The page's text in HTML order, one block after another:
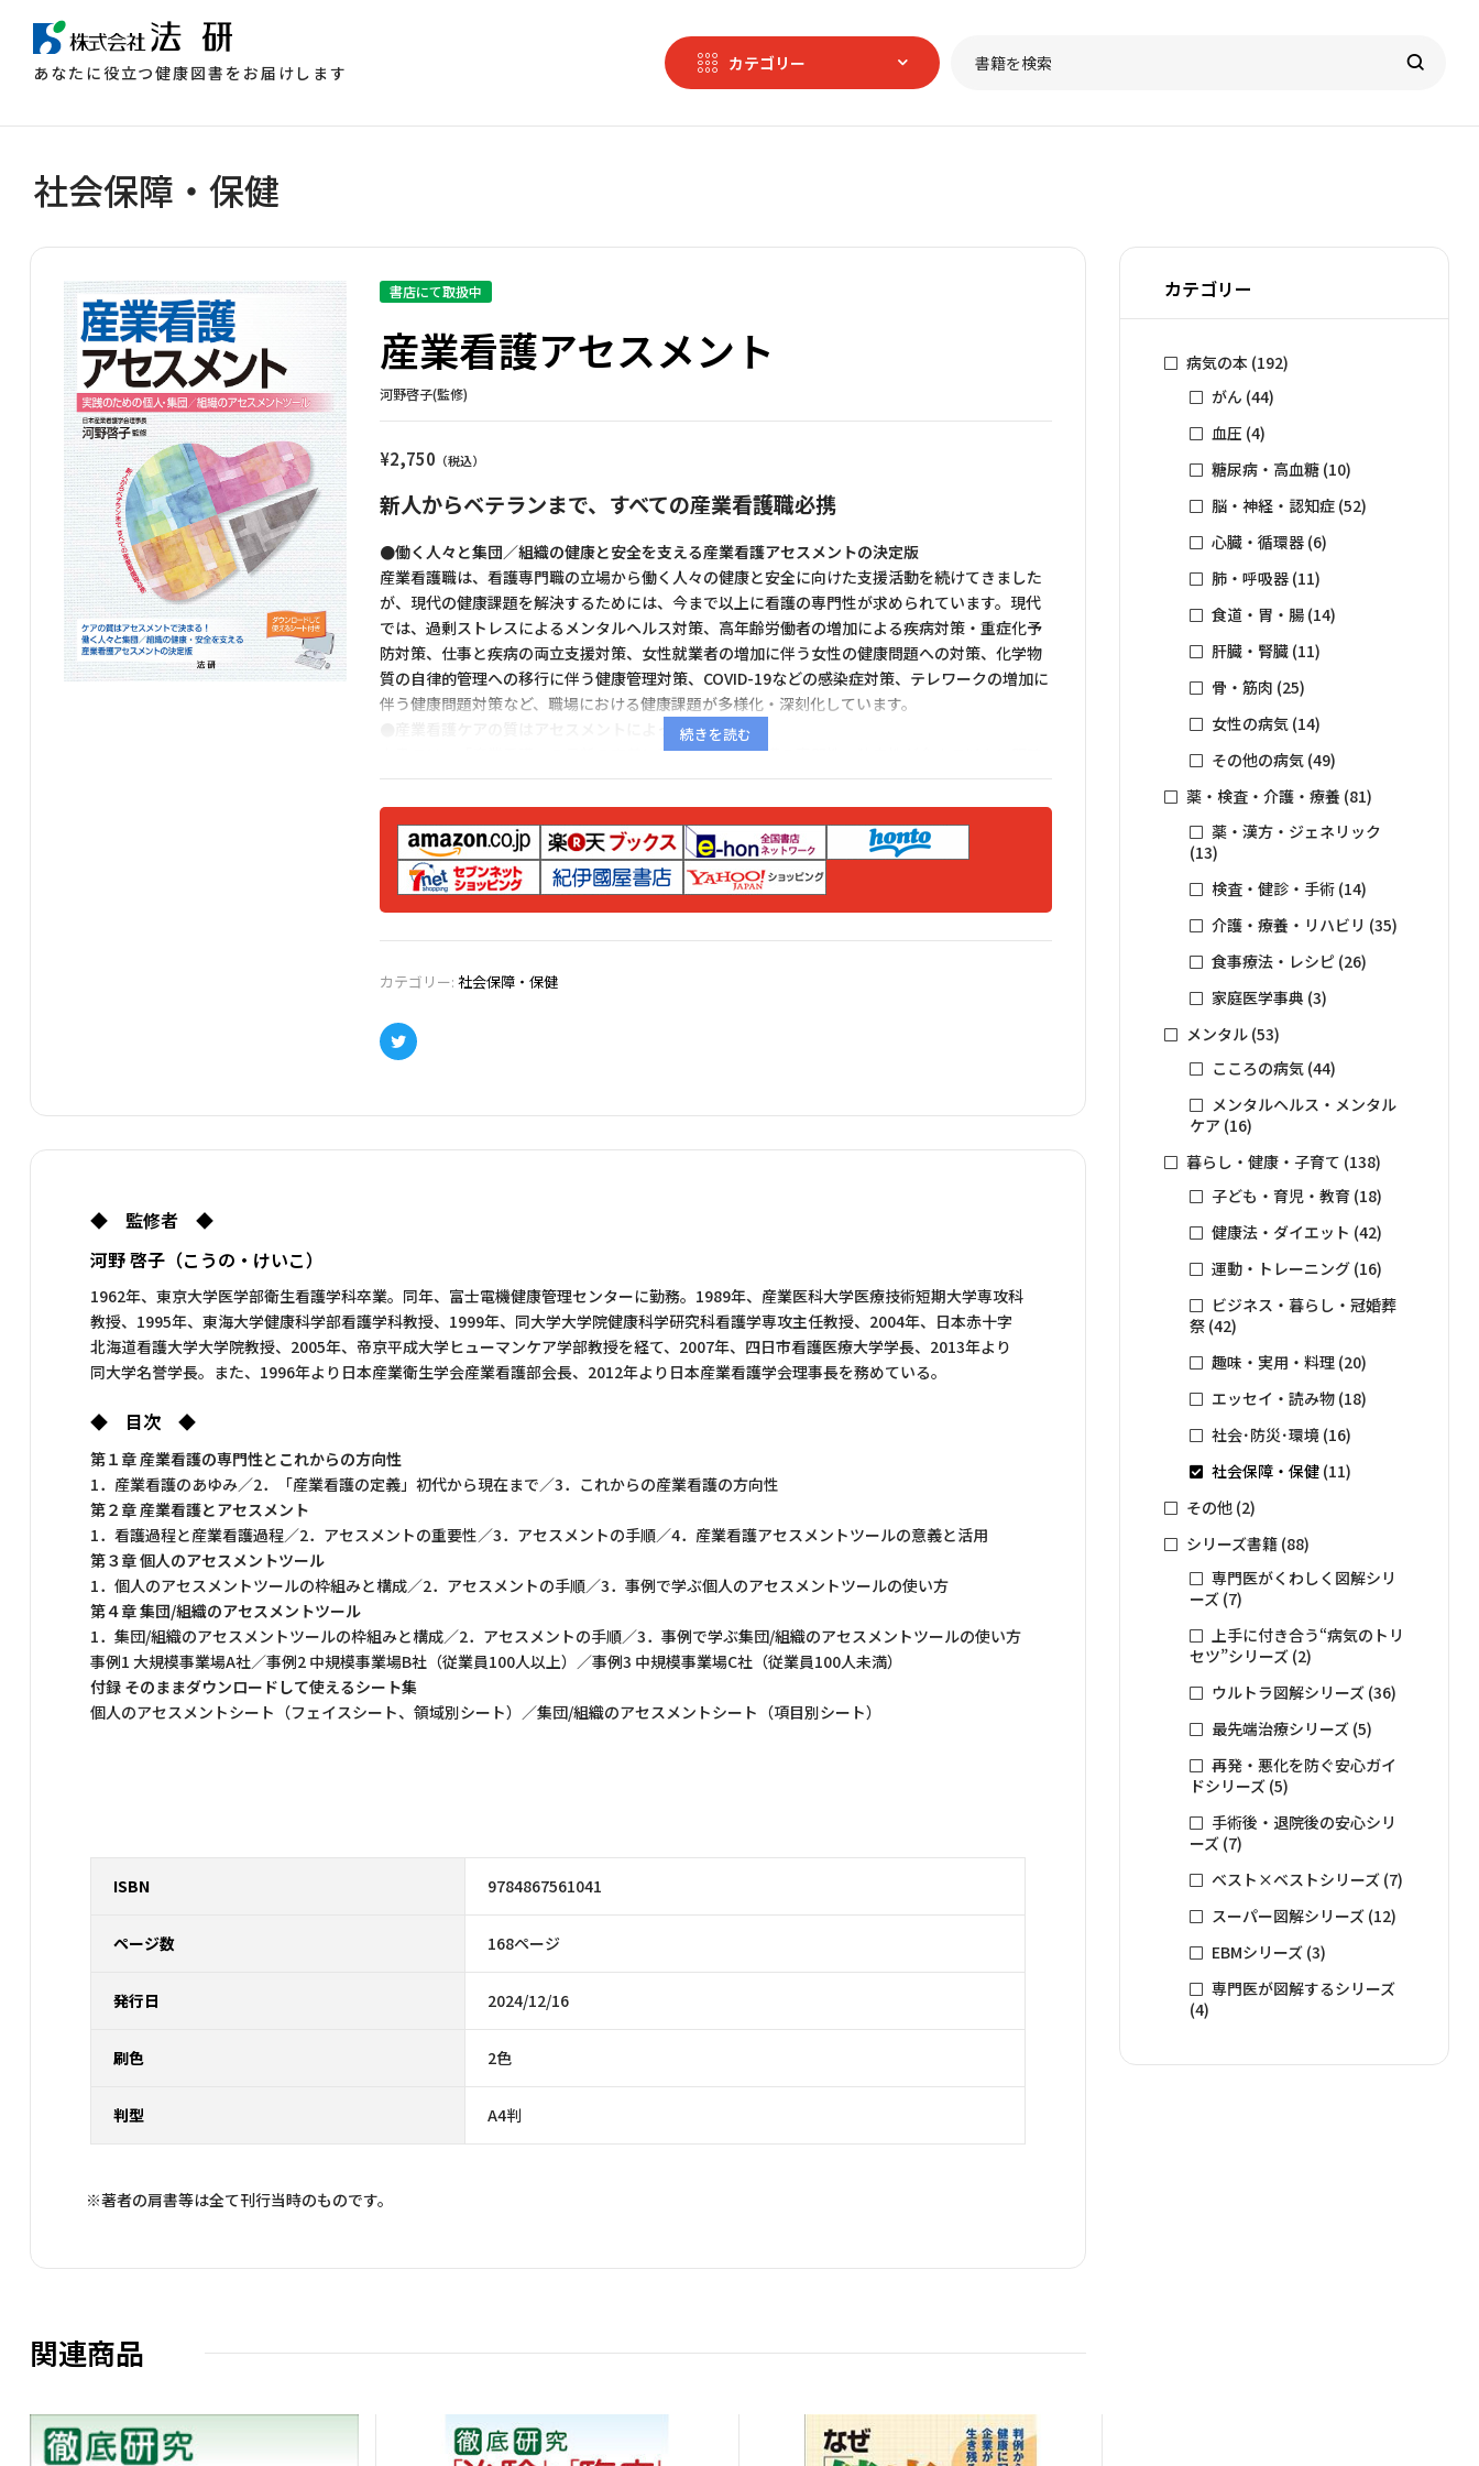
あなたに役立つ健康図書をお届けします カテゴリー
社会保障・保健
書店にて取扱中
産業看護アセスメント
河野啓子(監修)
¥2,750
新人からベテランまで、すべての産業看護職必携
●働く人々と集団／組織の健康と安全を支える産業看護アセスメントの決定版
産業看護職は、看護専門職の立場から働く人々の健康と安全に向けた支援活動を続けてきました
が、現代の健康課題を解決するためには、今まで以上に看護の専門性が求められています。現代
では、過剰ストレスによるメンタルヘルス対策、高年齢労働者の増加による疾病対策・重症化予
防対策、仕事と疾病の両立支援対策、女性就業者の増加に伴う女性の健康問題への対策、化学物
質の自律的管理への移行に伴う健康管理対策、COVID-19などの感染症対策、テレワークの増加に
伴う健康問題対策など、職場における健康課題が多様化・深刻化しています。
●産業看護ケアの質はアセスメントによって決まる
本書では、「産業看護」の最新の定義に基づき（産業看護の専門性・独自性が今まで以上に明確
に示されており、産業看護学の学問構築にとって強力な方向性を示しています）、アセスメント
項目を見直して時代を反映した個人および集団／組織のアセスメントツールを示すとともに、具
体的な事例も現代の健康課題に関するものに厳選しています。本書が、学問としての産業看護学
における看護過程の第１ステップであるアセスメントの重要性について、改めて考える機会とな
ることを願っています。
ダウンロード
本書で紹介しているアセスメントシートのファイル（エクセル形式）をダウンロードできます。
※データは、圧縮ファイルでダウンロードされますので、適宜解凍してご利用ください。
≫付録_集団／組織のアセスメントシート
カテゴリー:社会保障・保健
Twitter
◆ 監修者 ◆
河野 啓子（こうの・けいこ）
1962年、東京大学医学部衛生看護学科卒業。同年、富士電機健康管理センターに勤務。1989年、産業医科大学医療技術短期大学専攻科
教授、1995年、東海大学健康科学部看護学科教授、1999年、同大学大学院健康科学研究科看護学専攻主任教授、2004年、日本赤十字
北海道看護大学大学院教授、2005年、帝京平成大学ヒューマンケア学部教授を経て、2007年、四日市看護医療大学学長、2013年より
同大学名誉学長。また、1996年より日本産業衛生学会産業看護部会長、2012年より日本産業看護学会理事長を務めている。
◆ 目次 ◆
第１章 産業看護の専門性とこれからの方向性
1．産業看護のあゆみ／2．「産業看護の定義」初代から現在まで／3．これからの産業看護の方向性
第２章 産業看護とアセスメント
1．看護過程と産業看護過程／2．アセスメントの重要性／3．アセスメントの手順／4．産業看護アセスメントツールの意義と活用
第３章 個人のアセスメントツール
1．個人のアセスメントツールの枠組みと構成／2．アセスメントの手順／3．事例で学ぶ個人のアセスメントツールの使い方
第４章 集団/組織のアセスメントツール
1．集団/組織のアセスメントツールの枠組みと構成／2．アセスメントの手順／3．事例で学ぶ集団/組織のアセスメントツールの使い方
事例1 大規模事業場A社／事例2 中規模事業場B社（従業員100人以上）／事例3 中規模事業場C社（従業員100人未満）
付録 そのままダウンロードして使えるシート集
個人のアセスメントシート（フェイスシート、領域別シート）／集団/組織のアセスメントシート（項目別シート）
ISBN 9784867561041
ページ数 168ページ
発行日 2024/12/16
刷色 2色
判型 A4判
※著者の肩書等は全て刊行当時のものです。
関連商品
カテゴリー
病気の本 (192)
がん (44)
血圧 (4)
糖尿病・高血糖 (10)
脳・神経・認知症 (52)
心臓・循環器 (6)
肺・呼吸器 (11)
食道・胃・腸 (14)
肝臓・腎臓 (11)
骨・筋肉 (25)
女性の病気 (14)
その他の病気 (49)
薬・検査・介護・療養 (81)
薬・漢方・ジェネリック
(13)
検査・健診・手術 (14)
介護・療養・リハビリ (35)
食事療法・レシピ (26)
家庭医学事典 (3)
メンタル (53)
こころの病気 (44)
メンタルヘルス・メンタル
ケア (16)
暮らし・健康・子育て (138)
子ども・育児・教育 (18)
健康法・ダイエット (42)
運動・トレーニング (16)
ビジネス・暮らし・冠婚葬
祭 (42)
趣味・実用・料理 (20)
エッセイ・読み物 (18)
社会･防災･環境 (16)
社会保障・保健 (11)
その他 (2)
シリーズ書籍 (88)
専門医がくわしく図解シリ
ーズ (7)
上手に付き合う“病気のトリ
セツ”シリーズ (2)
ウルトラ図解シリーズ (36)
最先端治療シリーズ (5)
再発・悪化を防ぐ安心ガイ
ドシリーズ (5)
手術後・退院後の安心シリ
ーズ (7)
ベスト×ベストシリーズ (7)
スーパー図解シリーズ (12)
EBMシリーズ (3)
専門医が図解するシリーズ
(4)